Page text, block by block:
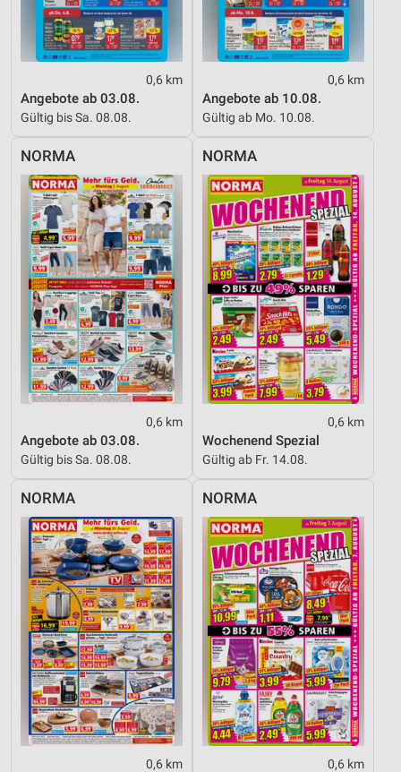
0,6 km
Angebote ab 03.08.
Gültig bis Sa. 08.08.
0,6 km
Angebote ab 10.08.
Gültig ab Mo. 10.08.
NORMA
0,6 km
Angebote ab 03.08.
Gültig bis Sa. 08.08.
NORMA
0,6 km
Wochenend Spezial
Gültig ab Fr. 14.08.
NORMA
0,6 km
NORMA
0,6 km